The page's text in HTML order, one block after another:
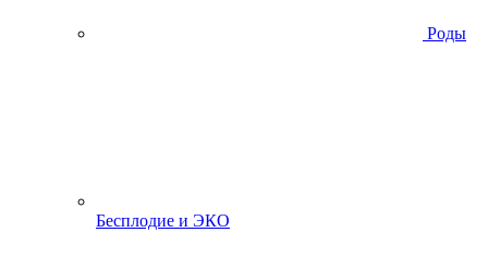
Роды
Бесплодие и ЭКО